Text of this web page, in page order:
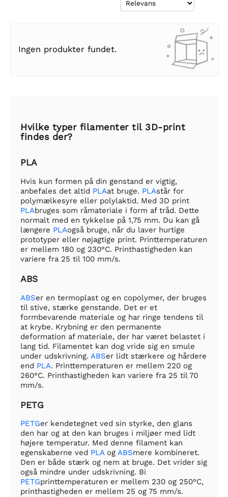
Ingen produkter fundet.
Hvilke typer filamenter til 3D-print
findes der?
PLA
Hvis kun formen på din genstand er vigtig,
anbefales det altid PLAat bruge. PLAstår for
polymælkesyre eller polylaktid. Med 3D print
PLAbruges som råmateriale i form af tråd. Dette
normalt med en tykkelse på 1,75 mm. Du kan gå
længere PLAogså bruge, når du laver hurtige
prototyper eller nøjagtige print. Printtemperaturen
er mellem 180 og 230°C. Printhastigheden kan
variere fra 25 til 100 mm/s.
ABS
ABSer en termoplast og en copolymer, der bruges
til stive, stærke genstande. Det er et
formbevarende materiale og har ringe tendens til
at krybe. Krybning er den permanente
deformation af materiale, der har været belastet i
lang tid. Filamentet kan dog vride sig en smule
under udskrivning. ABSer lidt stærkere og hårdere
end PLA. Printtemperaturen er mellem 220 og
260°C. Printhastigheden kan variere fra 25 til 70
mm/s.
PETG
PETGer kendetegnet ved sin styrke, den glans
den har og at den kan bruges i miljøer med lidt
højere temperatur. Med denne filament kan
egenskaberne ved PLAog ABSmere kombineret.
Den er både stærk og nem at bruge. Det vrider sig
også mindre under udskrivning. Bi
PETGprinttemperaturen er mellem 230 og 250°C,
printhastigheden er mellem 25 og 75 mm/s.